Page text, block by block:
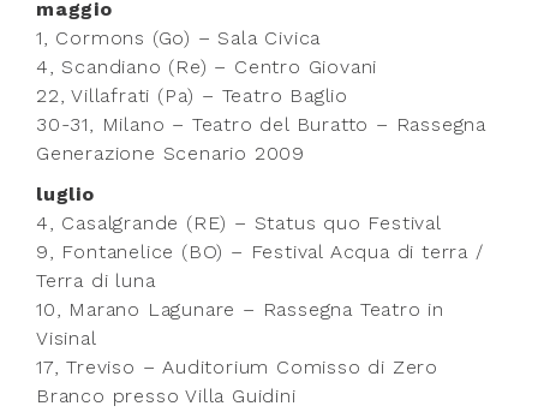
maggio
1, Cormons (Go) – Sala Civica
4, Scandiano (Re) – Centro Giovani
22, Villafrati (Pa) – Teatro Baglio
30-31, Milano – Teatro del Buratto – Rassegna
Generazione Scenario 2009
luglio
4, Casalgrande (RE) – Status quo Festival
9, Fontanelice (BO) – Festival Acqua di terra /
Terra di luna
10, Marano Lagunare – Rassegna Teatro in
Visinal
17, Treviso – Auditorium Comisso di Zero
Branco presso Villa Guidini